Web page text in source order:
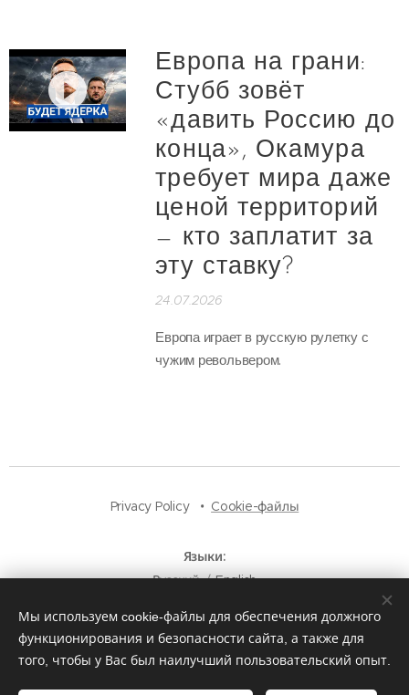
Европа на грани:
Стубб зовёт
«давить Россию до
конца», Окамура
требует мира даже
ценой территорий
— кто заплатит за
эту ставку?
24.07.2026
Европа играет в русскую рулетку с
чужим револьвером.
Privacy Policy Cookie-файлы
Языки
Русский
English
Мы используем cookie-файлы для обеспечения должного
функционирования и безопасности сайта, а также для
того, чтобы у Вас был наилучший пользовательский опыт.
© 2025 Булава Медиа
. Все права защищены — независимый